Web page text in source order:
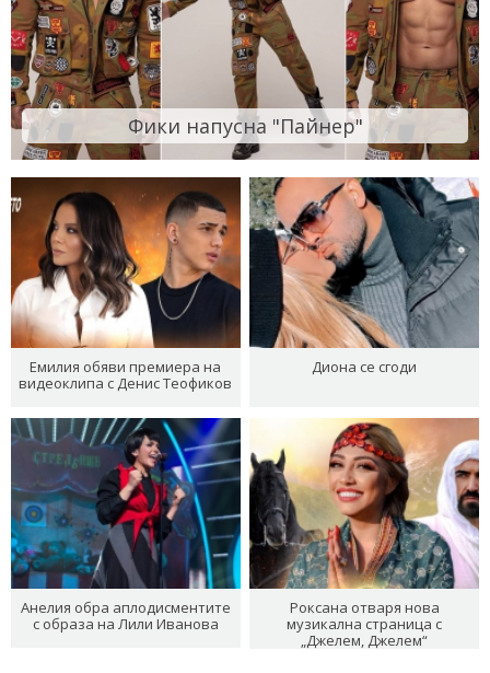
Фики напусна "Пайнер"
Емилия обяви премиера на
видеоклипа с Денис Теофиков
Диона се сгоди
Анелия обра аплодисментите
с образа на Лили Иванова
Роксана отваря нова
музикална страница с
„Джелем, Джелем“